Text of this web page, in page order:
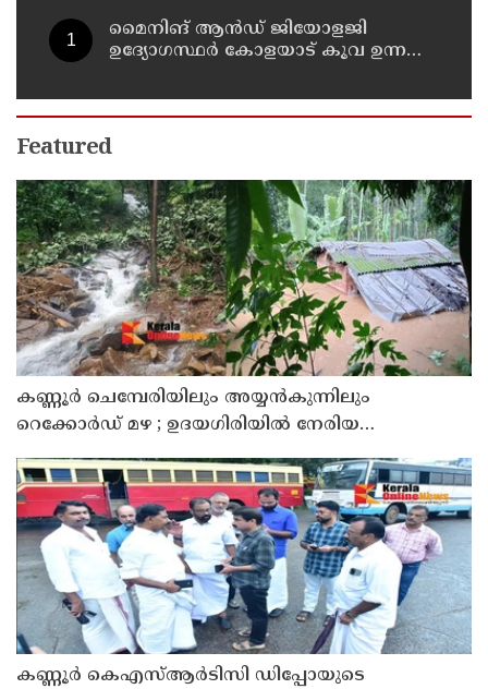
മൈനിങ് ആൻഡ്​ ജിയോളജി
ഉദ്യോഗസ്ഥർ കോളയാട് കൂവ ഉന്നതി
Featured
കണ്ണൂർ ചെമ്പേരിയിലും അയ്യൻകുന്നിലും
റെക്കോർഡ് മഴ ; ഉദയഗിരിയിൽ നേരിയ
കണ്ണൂർ കെഎസ്ആർടിസി ഡിപ്പോയുടെ